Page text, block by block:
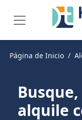
Página de Inicio
alquile